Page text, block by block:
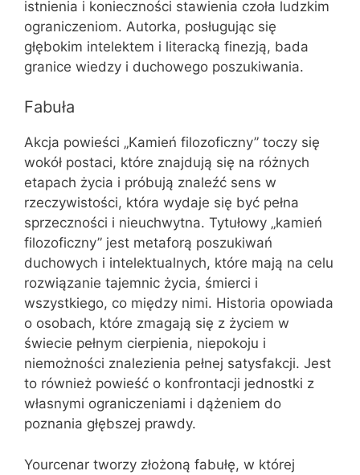
istnienia i konieczności stawienia czoła ludzkim
ograniczeniom. Autorka, posługując się
głębokim intelektem i literacką finezją, bada
granice wiedzy i duchowego poszukiwania.
Fabuła
Akcja powieści „Kamień filozoficzny” toczy się
wokół postaci, które znajdują się na różnych
etapach życia i próbują znaleźć sens w
rzeczywistości, która wydaje się być pełna
sprzeczności i nieuchwytna. Tytułowy „kamień
filozoficzny” jest metaforą poszukiwań
duchowych i intelektualnych, które mają na celu
rozwiązanie tajemnic życia, śmierci i
wszystkiego, co między nimi. Historia opowiada
o osobach, które zmagają się z życiem w
świecie pełnym cierpienia, niepokoju i
niemożności znalezienia pełnej satysfakcji. Jest
to również powieść o konfrontacji jednostki z
własnymi ograniczeniami i dążeniem do
poznania głębszej prawdy.
Yourcenar tworzy złożoną fabułę, w której